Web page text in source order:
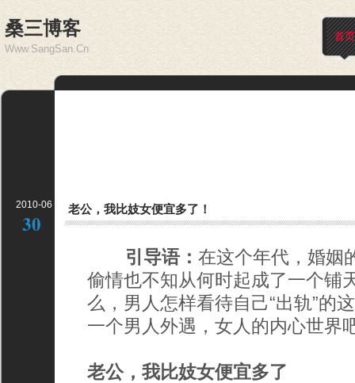
桑三博客
Www.SangSan.Cn
首页
2010-06
30
老公，我比妓女便宜多了！
引导语：在这个年代，婚姻
偷情也不知从何时起成了一个铺
么，男人怎样看待自己“出轨”的
一个男人外遇，女人的内心世界
老公，我比妓女便宜多了